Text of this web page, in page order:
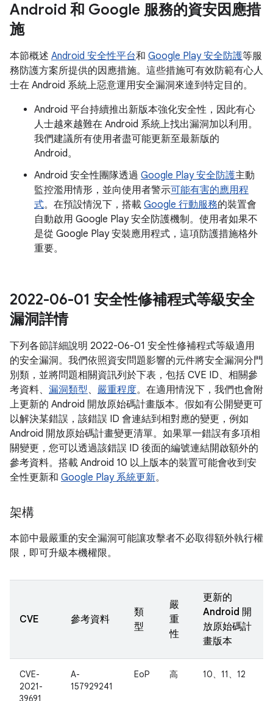
Android 和 Google 服務的資安因應措
施
本節概述 Android 安全性平台和 Google Play 安全防護等服
務防護方案所提供的因應措施。這些措施可有效防範有心人
士在 Android 系統上惡意運用安全漏洞來達到特定目的。
Android 平台持續推出新版本強化安全性，因此有心
人士越來越難在 Android 系統上找出漏洞加以利用。
我們建議所有使用者盡可能更新至最新版的
Android。
Android 安全性團隊透過 Google Play 安全防護主動
監控濫用情形，並向使用者警示可能有害的應用程
式。在預設情況下，搭載 Google 行動服務的裝置會
自動啟用 Google Play 安全防護機制。使用者如果不
是從 Google Play 安裝應用程式，這項防護措施格外
重要。
2022-06-01 安全性修補程式等級安全
漏洞詳情
下列各節詳細說明 2022-06-01 安全性修補程式等級適用
的安全漏洞。我們依照資安問題影響的元件將安全漏洞分門
別類，並將問題相關資訊列於下表，包括 CVE ID、相關參
考資料、 漏洞類型、 嚴重程度。在適用情況下，我們也會附
上更新的 Android 開放原始碼計畫版本。假如有公開變更可
以解決某錯誤，該錯誤 ID 會連結到相對應的變更，例如
Android 開放原始碼計畫變更清單。如果單一錯誤有多項相
關變更，您可以透過該錯誤 ID 後面的編號連結開啟額外的
參考資料。搭載 Android 10 以上版本的裝置可能會收到安
全性更新和 Google Play 系統更新。
架構
本節中最嚴重的安全漏洞可能讓攻擊者不必取得額外執行權
限，即可升級本機權限。
CVE 參考資料
類
型
嚴
重
性
更新的
Android 開
放原始碼計
畫版本
CVE-
2021-
39691
A-
157929241
EoP 高 10、11、12